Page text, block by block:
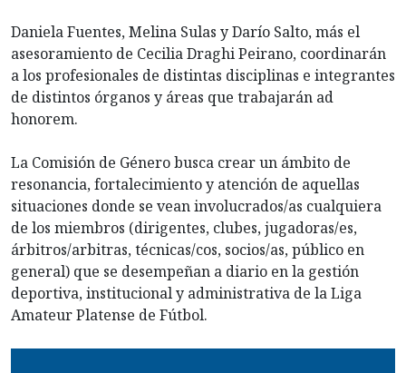
Daniela Fuentes, Melina Sulas y Darío Salto, más el
asesoramiento de Cecilia Draghi Peirano, coordinarán
a los profesionales de distintas disciplinas e integrantes
de distintos órganos y áreas que trabajarán ad
honorem.
La Comisión de Género busca crear un ámbito de
resonancia, fortalecimiento y atención de aquellas
situaciones donde se vean involucrados/as cualquiera
de los miembros (dirigentes, clubes, jugadoras/es,
árbitros/arbitras, técnicas/cos, socios/as, público en
general) que se desempeñan a diario en la gestión
deportiva, institucional y administrativa de la Liga
Amateur Platense de Fútbol.